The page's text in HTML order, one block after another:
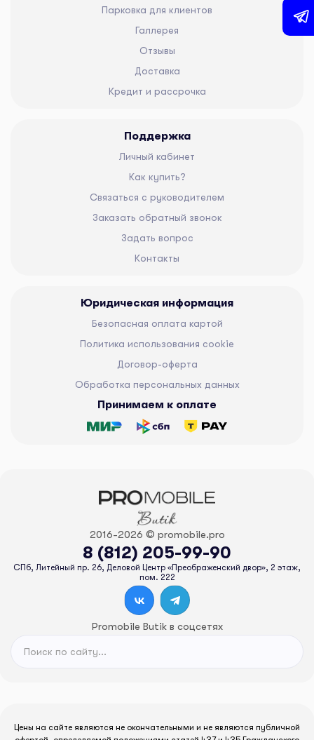
Парковка для клиентов
Галлерея
Отзывы
Доставка
Кредит и рассрочка
Поддержка
Личный кабинет
Как купить?
Связаться с руководителем
Заказать обратный звонок
Задать вопрос
Контакты
Юридическая информация
Безопасная оплата картой
Политика использования cookie
Договор-оферта
Обработка персональных данных
Принимаем к оплате
2016-2026 © promobile.pro
8 (812) 205-99-90
СПб, Литейный пр. 26, Деловой Центр «Преображенский двор», 2 этаж,
пом. 222
Promobile Butik в соцсетях
Цены на сайте являются не окончательными и не являются публичной